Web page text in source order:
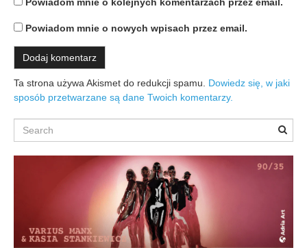
Powiadom mnie o nowych wpisach przez email.
Ta strona używa Akismet do redukcji spamu. Dowiedz się, w jaki
sposób przetwarzane są dane Twoich komentarzy.
Search